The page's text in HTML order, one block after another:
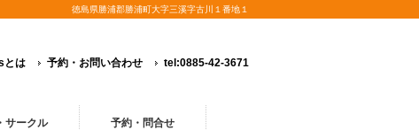
徳島県勝浦郡勝浦町大字三溪字古川１番地１
とは 予約・お問い合わせ tel:0885-42-3671
サークル 予約・問合せ